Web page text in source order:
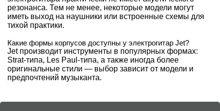
резонанса. Тем не менее, некоторые модели могут
иметь выход на наушники или встроенные схемы для
тихой практики.
Какие формы корпусов доступны у электрогитар Jet?
Jet производит инструменты в популярных формах:
Strat-типа, Les Paul-типа, а также иногда более
оригинальные стили — выбор зависит от модели и
предпочтений музыканта.